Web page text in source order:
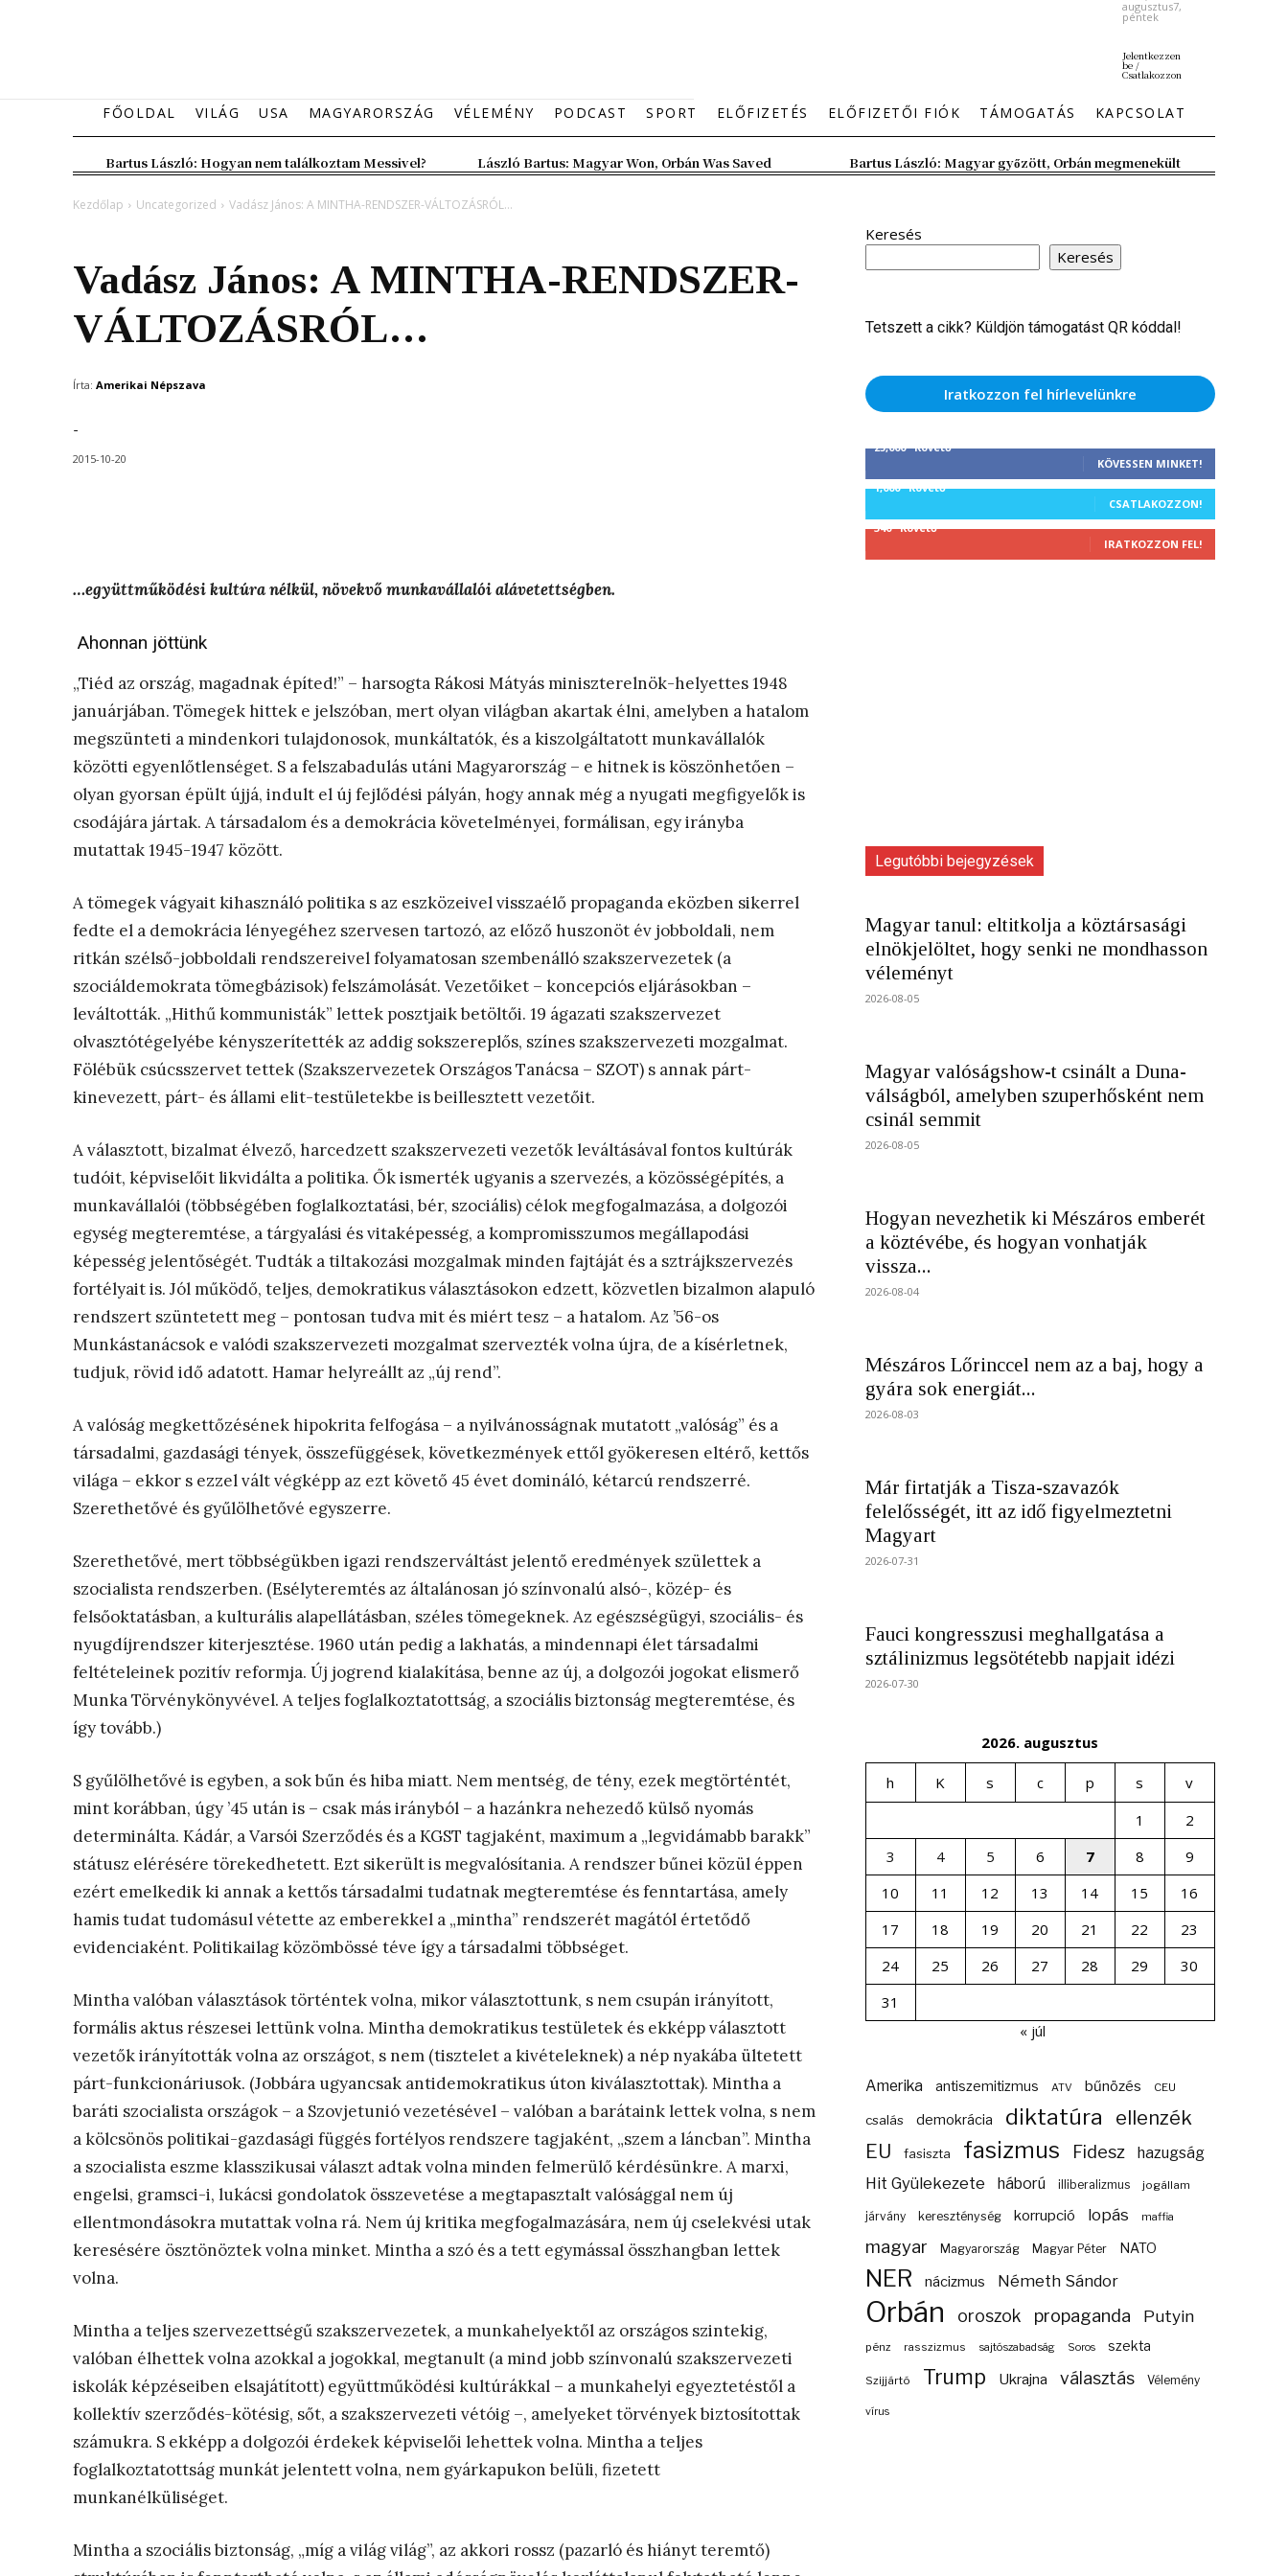
augusztus7,
péntek
Jelentkezzen
be /
Csatlakozzon
FŐOLDAL VILÁG USA MAGYARORSZÁG VÉLEMÉNY PODCAST SPORT ELŐFIZETÉS ELŐFIZETŐI FIÓK TÁMOGATÁS KAPCSOLAT
Bartus László: Hogyan nem találkoztam Messivel? László Bartus: Magyar Won, Orbán Was Saved Bartus László: Magyar győzött, Orbán megmenekült
Kezdőlap Uncategorized Vadász János: A MINTHA-RENDSZER-VÁLTOZÁSRÓL...
Vadász János: A MINTHA-RENDSZER-
VÁLTOZÁSRÓL…
Írta: Amerikai Népszava
-
2015-10-20
…együttműködési kultúra nélkül, növekvő munkavállalói alávetettségben.
Ahonnan jöttünk
„Tiéd az ország, magadnak építed!” – harsogta Rákosi Mátyás miniszterelnök-helyettes 1948
januárjában. Tömegek hittek e jelszóban, mert olyan világban akartak élni, amelyben a hatalom
megszünteti a mindenkori tulajdonosok, munkáltatók, és a kiszolgáltatott munkavállalók
közötti egyenlőtlenséget. S a felszabadulás utáni Magyarország – e hitnek is köszönhetően –
olyan gyorsan épült újjá, indult el új fejlődési pályán, hogy annak még a nyugati megfigyelők is
csodájára jártak. A társadalom és a demokrácia követelményei, formálisan, egy irányba
mutattak 1945-1947 között.
A tömegek vágyait kihasználó politika s az eszközeivel visszaélő propaganda eközben sikerrel
fedte el a demokrácia lényegéhez szervesen tartozó, az előző huszonöt év jobboldali, nem
ritkán szélső-jobboldali rendszereivel folyamatosan szembenálló szakszervezetek (a
szociáldemokrata tömegbázisok) felszámolását. Vezetőiket – koncepciós eljárásokban –
leváltották. „Hithű kommunisták” lettek posztjaik betöltői. 19 ágazati szakszervezet
olvasztótégelyébe kényszerítették az addig sokszereplős, színes szakszervezeti mozgalmat.
Fölébük csúcsszervet tettek (Szakszervezetek Országos Tanácsa – SZOT) s annak párt-
kinevezett, párt- és állami elit-testületekbe is beillesztett vezetőit.
A választott, bizalmat élvező, harcedzett szakszervezeti vezetők leváltásával fontos kultúrák
tudóit, képviselőit likvidálta a politika. Ők ismerték ugyanis a szervezés, a közösségépítés, a
munkavállalói (többségében foglalkoztatási, bér, szociális) célok megfogalmazása, a dolgozói
egység megteremtése, a tárgyalási és vitaképesség, a kompromisszumos megállapodási
képesség jelentőségét. Tudták a tiltakozási mozgalmak minden fajtáját és a sztrájkszervezés
fortélyait is. Jól működő, teljes, demokratikus választásokon edzett, közvetlen bizalmon alapuló
rendszert szüntetett meg – pontosan tudva mit és miért tesz – a hatalom. Az ’56-os
Munkástanácsok e valódi szakszervezeti mozgalmat szervezték volna újra, de a kísérletnek,
tudjuk, rövid idő adatott. Hamar helyreállt az „új rend”.
A valóság megkettőzésének hipokrita felfogása – a nyilvánosságnak mutatott „valóság” és a
társadalmi, gazdasági tények, összefüggések, következmények ettől gyökeresen eltérő, kettős
világa – ekkor s ezzel vált végképp az ezt követő 45 évet domináló, kétarcú rendszerré.
Szerethetővé és gyűlölhetővé egyszerre.
Szerethetővé, mert többségükben igazi rendszerváltást jelentő eredmények születtek a
szocialista rendszerben. (Esélyteremtés az általánosan jó színvonalú alsó-, közép- és
felsőoktatásban, a kulturális alapellátásban, széles tömegeknek. Az egészségügyi, szociális- és
nyugdíjrendszer kiterjesztése. 1960 után pedig a lakhatás, a mindennapi élet társadalmi
feltételeinek pozitív reformja. Új jogrend kialakítása, benne az új, a dolgozói jogokat elismerő
Munka Törvénykönyvével. A teljes foglalkoztatottság, a szociális biztonság megteremtése, és
így tovább.)
S gyűlölhetővé is egyben, a sok bűn és hiba miatt. Nem mentség, de tény, ezek megtörténtét,
mint korábban, úgy ’45 után is – csak más irányból – a hazánkra nehezedő külső nyomás
determinálta. Kádár, a Varsói Szerződés és a KGST tagjaként, maximum a „legvidámabb barakk”
státusz elérésére törekedhetett. Ezt sikerült is megvalósítania. A rendszer bűnei közül éppen
ezért emelkedik ki annak a kettős társadalmi tudatnak megteremtése és fenntartása, amely
hamis tudat tudomásul vétette az emberekkel a „mintha” rendszerét magától értetődő
evidenciaként. Politikailag közömbössé téve így a társadalmi többséget.
Mintha valóban választások történtek volna, mikor választottunk, s nem csupán irányított,
formális aktus részesei lettünk volna. Mintha demokratikus testületek és ekképp választott
vezetők irányították volna az országot, s nem (tisztelet a kivételeknek) a nép nyakába ültetett
párt-funkcionáriusok. (Jobbára ugyancsak antidemokratikus úton kiválasztottak). Mintha a
baráti szocialista országok – a Szovjetunió vezetésével – valóban a barátaink lettek volna, s nem
a kölcsönös politikai-gazdasági függés fortélyos rendszere tagjaként, „szem a láncban”. Mintha
a szocialista eszme klasszikusai választ adtak volna minden felmerülő kérdésünkre. A marxi,
engelsi, gramsci-i, lukácsi gondolatok összevetése a megtapasztalt valósággal nem új
ellentmondásokra mutattak volna rá. Nem új kritika megfogalmazására, nem új cselekvési utak
keresésére ösztönöztek volna minket. Mintha a szó és a tett egymással összhangban lettek
volna.
Mintha a teljes szervezettségű szakszervezetek, a munkahelyektől az országos szintekig,
valóban élhettek volna azokkal a jogokkal, megtanult (a mind jobb színvonalú szakszervezeti
iskolák képzéseiben elsajátított) együttműködési kultúrákkal – a munkahelyi egyeztetéstől a
kollektív szerződés-kötésig, sőt, a szakszervezeti vétóig –, amelyeket törvények biztosítottak
számukra. S ekképp a dolgozói érdekek képviselői lehettek volna. Mintha a teljes
foglalkoztatottság munkát jelentett volna, nem gyárkapukon belüli, fizetett
munkanélküliséget.
Mintha a szociális biztonság, „míg a világ világ”, az akkori rossz (pazarló és hiányt teremtő)
Keresés
Keresés
Tetszett a cikk? Küldjön támogatást QR kóddal!
Iratkozzon fel hírlevelünkre
25,000 Követő
KÖVESSEN MINKET!
1,000 Követő
CSATLAKOZZON!
340 Követő
IRATKOZZON FEL!
Legutóbbi bejegyzések
Magyar tanul: eltitkolja a köztársasági
elnökjelöltet, hogy senki ne mondhasson
véleményt
2026-08-05
Magyar valóságshow-t csinált a Duna-
válságból, amelyben szuperhősként nem
csinál semmit
2026-08-05
Hogyan nevezhetik ki Mészáros emberét
a köztévébe, és hogyan vonhatják
vissza...
2026-08-04
Mészáros Lőrinccel nem az a baj, hogy a
gyára sok energiát...
2026-08-03
Már firtatják a Tisza-szavazók
felelősségét, itt az idő figyelmeztetni
Magyart
2026-07-31
Fauci kongresszusi meghallgatása a
sztálinizmus legsötétebb napjait idézi
2026-07-30
2026. augusztus
h K s c p s
v
1
2
3
4 5 6 7 8
9
10
11 12 13 14 15
16
17
18 19 20 21 22
23
24
25 26 27 28 29
30
31
« júl
Amerika antiszemitizmus ATV bűnözés CEU
csalás demokrácia diktatúra ellenzék
EU fasiszta fasizmus Fidesz hazugság
Hit Gyülekezete háború illiberalizmus jogállam
járvány kereszténység korrupció lopás maffia
magyar Magyarország Magyar Péter NATO
NER nácizmus Németh Sándor
Orbán oroszok propaganda Putyin
pénz rasszizmus sajtószabadság Soros szekta
Szijjártó Trump Ukrajna választás Vélemény
vírus